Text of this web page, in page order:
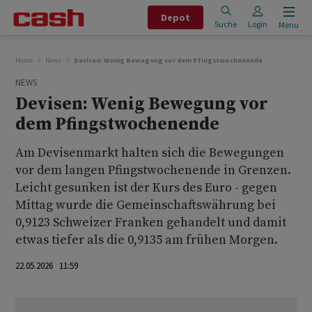
Depot
Suche Login Menu
Home News Devisen: Wenig Bewegung vor dem Pfingstwochenende
NEWS
Devisen: Wenig Bewegung vor
dem Pfingstwochenende
Am Devisenmarkt halten sich die Bewegungen
vor dem langen Pfingstwochenende in Grenzen.
Leicht gesunken ist der Kurs des Euro - gegen
Mittag wurde die Gemeinschaftswährung bei
0,9123 Schweizer Franken gehandelt und damit
etwas tiefer als die 0,9135 am frühen Morgen.
22.05.2026 11:59